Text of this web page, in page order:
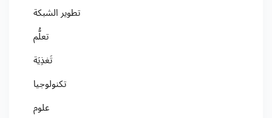
تطوير الشبكة
تعلُّم
تَغذِيَة
تكنولوجيا
علوم